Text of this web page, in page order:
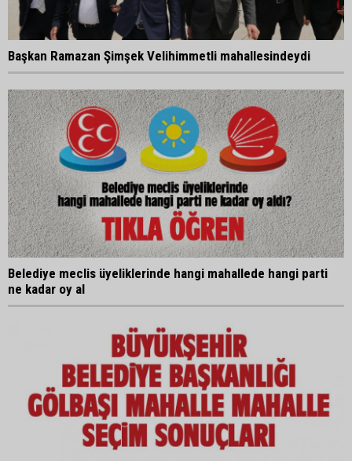
Başkan Ramazan Şimşek Velihimmetli mahallesindeydi
Belediye meclis üyeliklerinde hangi mahallede hangi parti
ne kadar oy al